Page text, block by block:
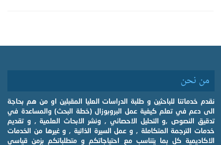
من نحن
نقدم خدماتنا للباحثين و طلبة الدراسات العليا المقبلين او من هم بحاجة
الى دعم في تعلم كيفية عمل البروبوزال (خطة البحث) والمساعدة في
تدقيق النصوص ,و التحليل الاحصائي , ونشر الابحاث العلمية , و تقديم
خدمات الترجمة المتكاملة , و عمل السيرة الذاتية , و غيرها من الخدمات
الاكاديمية كل بما يتناسب مع احتياجاتكم و متطلباتكم بزمن قياسي